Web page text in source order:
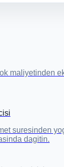
maliyetinden
suresinden
dagitin.